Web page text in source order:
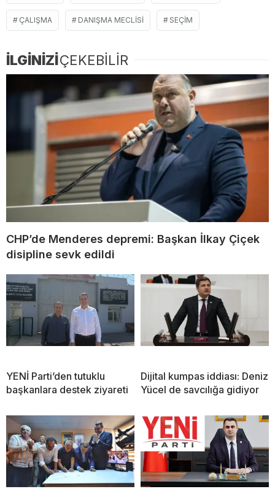
ÇALIŞMA DANIŞMA MECLISI SEÇIM
İLGİNİZİÇEKEBİLİR
CHP’de Menderes depremi: Başkan İlkay Çiçek
disipline sevk edildi
YENİ Parti’den tutuklu
başkanlara destek ziyareti
Dijital kumpas iddiası: Deniz
Yücel de savcılığa gidiyor